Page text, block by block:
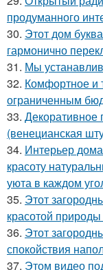
продуманного
30. Этот дом
гармонично
31. Мы
32. Комфортное и
ограниченным
33.
(венецианская
34. Интерьер
красоту
уюта в каждом
35. Этот
красотой природы
36. Этот
спокойствия
37. Этом видео